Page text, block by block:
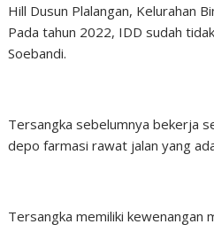
Hill Dusun Plalangan, Kelurahan
Pada tahun 2022, IDD sudah
Soebandi.
Tersangka sebelumnya bekerja
depo farmasi rawat jalan yang
Tersangka memiliki kewenangan